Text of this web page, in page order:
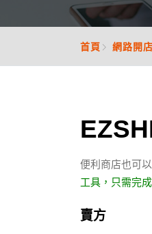
首頁 網路開店
便利商店也可
工具，只需完
賣方